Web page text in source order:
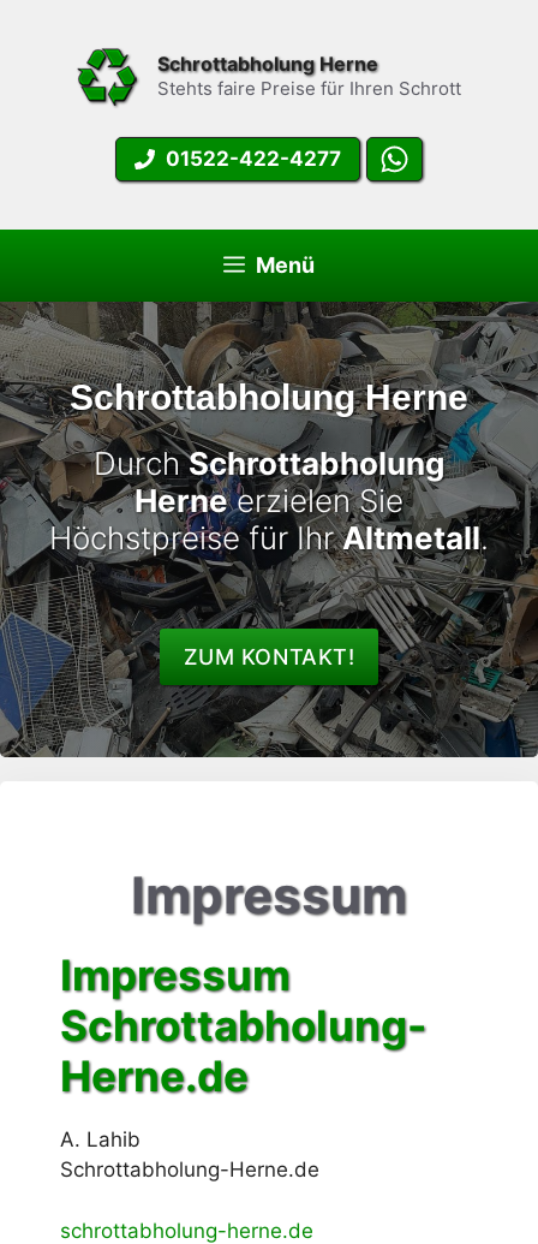
springen
Schrottabholung Herne
Stehts faire Preise für Ihren Schrott
01522-422-4277
Menü
Schrottabholung Herne
DurchSchrottabholung
Herneerzielen Sie
Höchstpreise für IhrAltmetall.
ZUM KONTAKT!
Impressum
Impressum
Schrottabholung-
Herne.de
A. Lahib
Schrottabholung-Herne.de
schrottabholung-herne.de